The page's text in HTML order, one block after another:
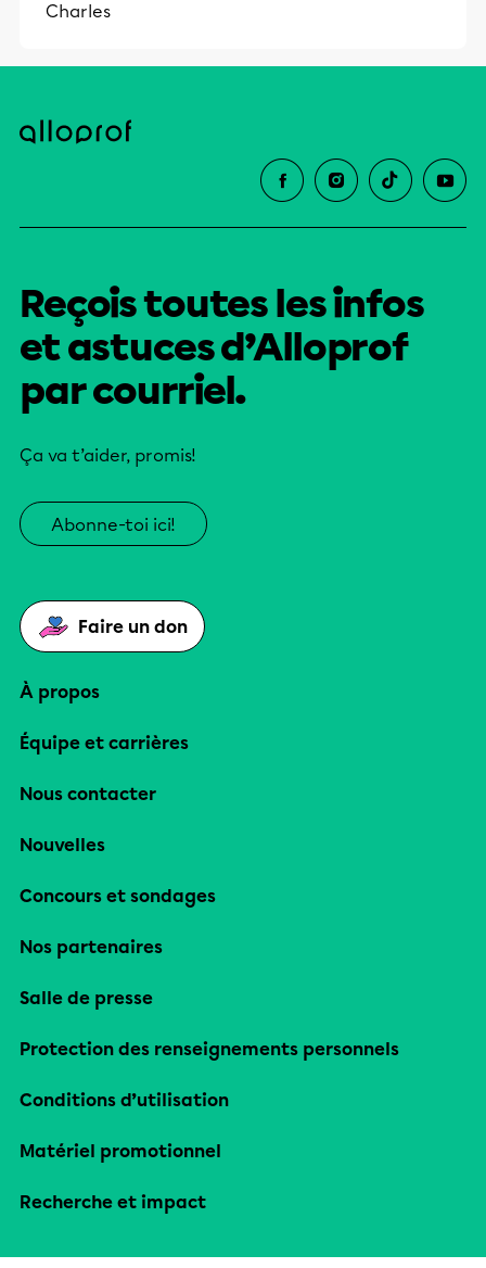
Charles
Reçois toutes les infos
et astuces d’Alloprof
par courriel.
Ça va t’aider, promis!
Abonne-toi ici!
Faire un don
À propos
Équipe et carrières
Nous contacter
Nouvelles
Concours et sondages
Nos partenaires
Salle de presse
Protection des renseignements personnels
Conditions d’utilisation
Matériel promotionnel
Recherche et impact